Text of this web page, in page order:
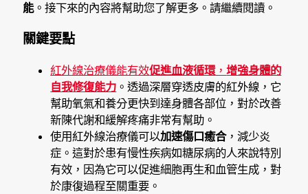
能。接下來的內容將幫助您了解更多。請繼續閱讀。
關鍵要點
紅外線治療儀能有效促進血液循環，增強身體的
自我修復能力 。透過深層穿透皮膚的紅外線，它
幫助氧氣和養分更快到達身體各部位，對於改善
新陳代謝和緩解疼痛非常有幫助。
使用紅外線治療儀可以加速傷口癒合，減少炎
症。這對於患有慢性疾病如糖尿病的人來說特別
有效，因為它可以促進細胞再生和血管生成，對
於康復過程至關重要。